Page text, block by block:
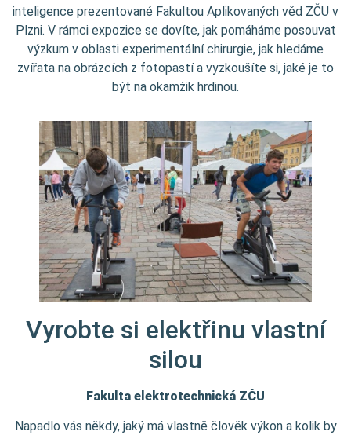
inteligence prezentované Fakultou Aplikovaných věd ZČU v
Plzni. V rámci expozice se dovíte, jak pomáháme posouvat
výzkum v oblasti experimentální chirurgie, jak hledáme
zvířata na obrázcích z fotopastí a vyzkoušíte si, jaké je to
být na okamžik hrdinou.
Vyrobte si elektřinu vlastní
silou
Fakulta elektrotechnická ZČU
Napadlo vás někdy, jaký má vlastně člověk výkon a kolik by